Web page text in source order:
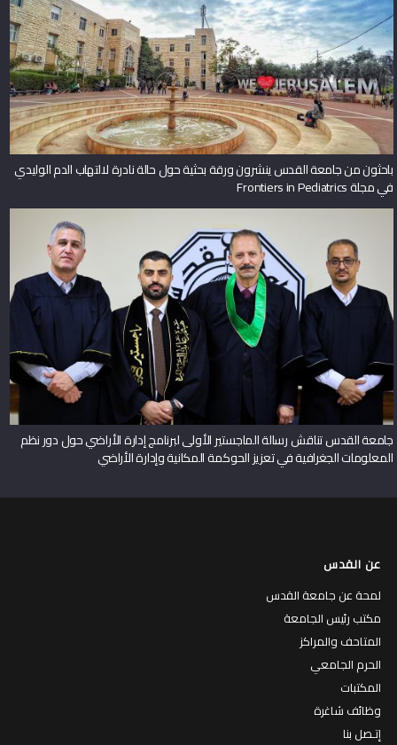
باحثون من جامعة القدس ينشرون ورقة بحثية حول حالة نادرة لالتهاب الدم الوليدي
في مجلة Frontiers in Pediatrics
جامعة القدس تناقش رسالة الماجستير الأولى لبرنامج إدارة الأراضي حول دور نظم
المعلومات الجغرافية في تعزيز الحوكمة المكانية وإدارة الأراضي
عن القدس
لمحة عن جامعة القدس
مكتب رئيس الجامعة
المتاحف والمراكز
الحرم الجامعي
المكتبات
وظائف شاغرة
إتـصل بنا